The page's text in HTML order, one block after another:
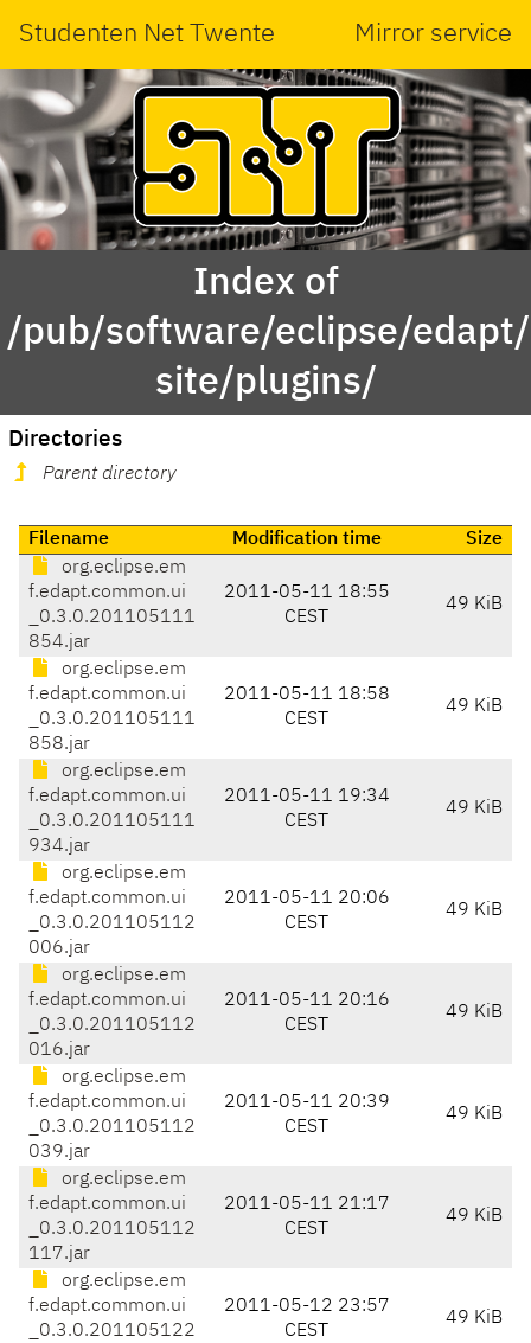
Studenten Net Twente Mirror service
Index of
/pub/software/eclipse/
site/plugins/
Directories
Parent directory
Filename Modification time
Size
org.eclipse.em
f.edapt.common.ui
_0.3.0.201105111
854.jar
2011-05-11 18:55
CEST
49 KiB
org.eclipse.em
f.edapt.common.ui
_0.3.0.201105111
858.jar
2011-05-11 18:58
CEST
49 KiB
org.eclipse.em
f.edapt.common.ui
_0.3.0.201105111
934.jar
2011-05-11 19:34
CEST
49 KiB
org.eclipse.em
f.edapt.common.ui
_0.3.0.201105112
006.jar
2011-05-11 20:06
CEST
49 KiB
org.eclipse.em
f.edapt.common.ui
_0.3.0.201105112
016.jar
2011-05-11 20:16
CEST
49 KiB
org.eclipse.em
f.edapt.common.ui
_0.3.0.201105112
039.jar
2011-05-11 20:39
CEST
49 KiB
org.eclipse.em
f.edapt.common.ui
_0.3.0.201105112
117.jar
2011-05-11 21:17
CEST
49 KiB
org.eclipse.em
f.edapt.common.ui
_0.3.0.201105122
2011-05-12 23:57
CEST
49 KiB